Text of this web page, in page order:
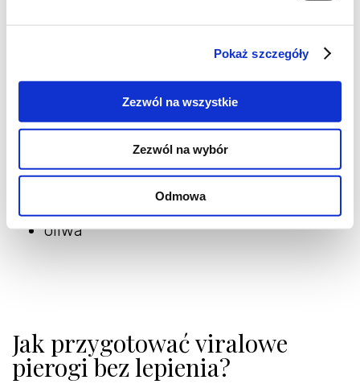
Pokaż szczegóły
Zezwól na wszystkie
Zezwól na wybór
Odmowa
dodatki
posiekany szczypiorek, natka pietruszki
lub koperek
masło
sos czosnkowy lub pomidorowy
chrupiący boczek
oliwa
Jak przygotować viralowe
pierogi bez lepienia?